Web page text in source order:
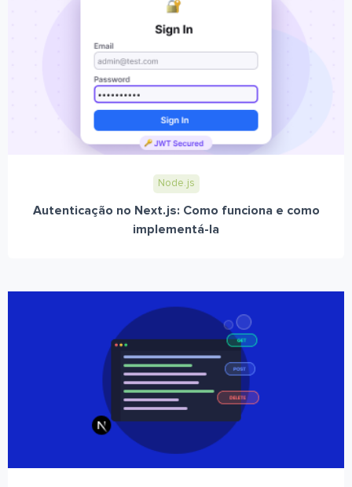
Node.js
Autenticação no Next.js: Como funciona e como
implementá-la